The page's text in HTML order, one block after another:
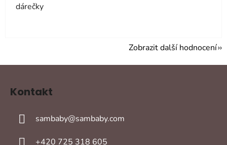
dárečky
Zobrazit další hodnocení
Z
Kontakt
sambaby@sambaby.com
+420 725 318 605